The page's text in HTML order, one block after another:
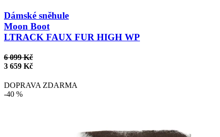
Dámské sněhule
Moon Boot
LTRACK FAUX FUR HIGH WP
6 099 Kč
3 659 Kč
DOPRAVA ZDARMA
-40 %